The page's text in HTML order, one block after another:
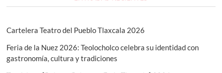
Cartelera Teatro del Pueblo Tlaxcala 2026
Feria de la Nuez 2026: Teolocholco celebra su identidad con
gastronomía, cultura y tradiciones